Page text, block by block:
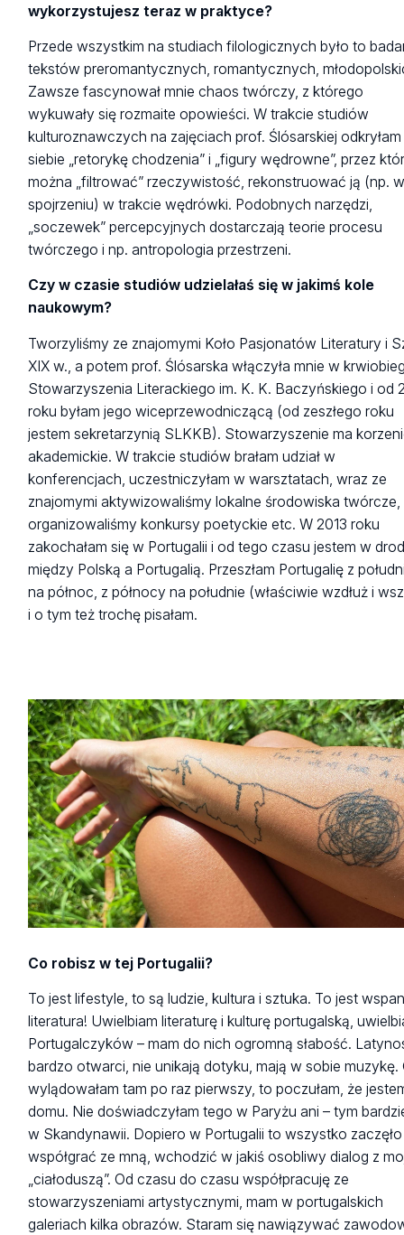
wykorzystujesz teraz w praktyce?
Przede wszystkim na studiach filologicznych było to
tekstów preromantycznych, romantycznych,
Zawsze fascynował mnie chaos twórczy, z którego
wykuwały się rozmaite opowieści. W trakcie studiów
kulturoznawczych na zajęciach prof. Ślósarskiej odkryłam
siebie „retorykę chodzenia” i „figury wędrowne”, przez
można „filtrować” rzeczywistość, rekonstruować ją (np.
spojrzeniu) w trakcie wędrówki. Podobnych narzędzi,
„soczewek” percepcyjnych dostarczają teorie procesu
twórczego i np. antropologia przestrzeni.
Czy w czasie studiów udzielałaś się w jakimś kole
naukowym?
Tworzyliśmy ze znajomymi Koło Pasjonatów Literatury i
XIX w., a potem prof. Ślósarska włączyła mnie w
Stowarzyszenia Literackiego im. K. K. Baczyńskiego i od
roku byłam jego wiceprzewodniczącą (od zeszłego roku
jestem sekretarzynią SLKKB). Stowarzyszenie ma
akademickie. W trakcie studiów brałam udział w
konferencjach, uczestniczyłam w warsztatach, wraz ze
znajomymi aktywizowaliśmy lokalne środowiska twórcze,
organizowaliśmy konkursy poetyckie etc. W 2013 roku
zakochałam się w Portugalii i od tego czasu jestem w
między Polską a Portugalią. Przeszłam Portugalię z
na północ, z północy na południe (właściwie wzdłuż i
i o tym też trochę pisałam.
Co robisz w tej Portugalii?
To jest lifestyle, to są ludzie, kultura i sztuka. To jest
literatura! Uwielbiam literaturę i kulturę portugalską,
Portugalczyków – mam do nich ogromną słabość.
bardzo otwarci, nie unikają dotyku, mają w sobie muzykę.
wylądowałam tam po raz pierwszy, to poczułam, że
domu. Nie doświadczyłam tego w Paryżu ani – tym
w Skandynawii. Dopiero w Portugalii to wszystko zaczęło
współgrać ze mną, wchodzić w jakiś osobliwy dialog z
„ciałoduszą”. Od czasu do czasu współpracuję ze
stowarzyszeniami artystycznymi, mam w portugalskich
galeriach kilka obrazów. Staram się nawiązywać